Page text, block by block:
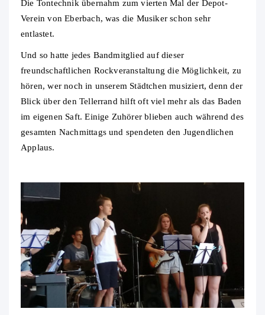
Die Tontechnik übernahm zum vierten Mal der Depot-
Verein von Eberbach, was die Musiker schon sehr
entlastet.
Und so hatte jedes Bandmitglied auf dieser
freundschaftlichen Rockveranstaltung die Möglichkeit, zu
hören, wer noch in unserem Städtchen musiziert, denn der
Blick über den Tellerrand hilft oft viel mehr als das Baden
im eigenen Saft. Einige Zuhörer blieben auch während des
gesamten Nachmittags und spendeten den Jugendlichen
Applaus.